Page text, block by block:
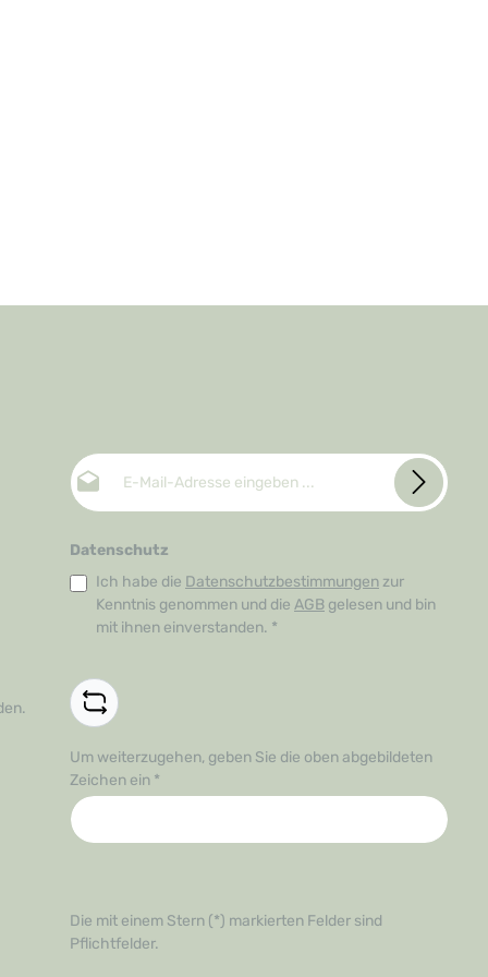
E-Mail-Adresse*
Datenschutz
Ich habe die Datenschutzbestimmungen zur
Kenntnis genommen und die AGB gelesen und bin
mit ihnen einverstanden. *
Um weiterzugehen, geben Sie die oben abgebildeten
Zeichen ein *
Die mit einem Stern (*) markierten Felder sind
Pflichtfelder.